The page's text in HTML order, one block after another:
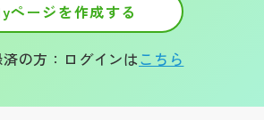
ページを作成する
の方：ログインはこちら